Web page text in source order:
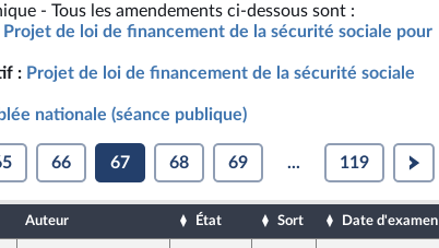
- Tous les amendements ci-dessous sont :
Projet de loi de financement de la sécurité sociale pour
: Projet de loi de financement de la sécurité sociale
nationale (séance publique)
66 67 68 69 ... 119
Auteur État Sort Date d'examen